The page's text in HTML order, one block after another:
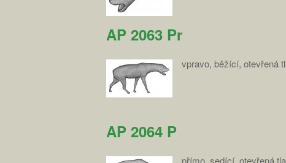
AP 2063 Pr
vpravo, běžící, otevřená
AP 2064 P
přímo, sedící, otevřená